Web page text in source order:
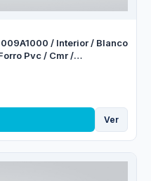
/ Interior / Blanco
Pvc / Cmr /
Pies 305 Metros
Ver